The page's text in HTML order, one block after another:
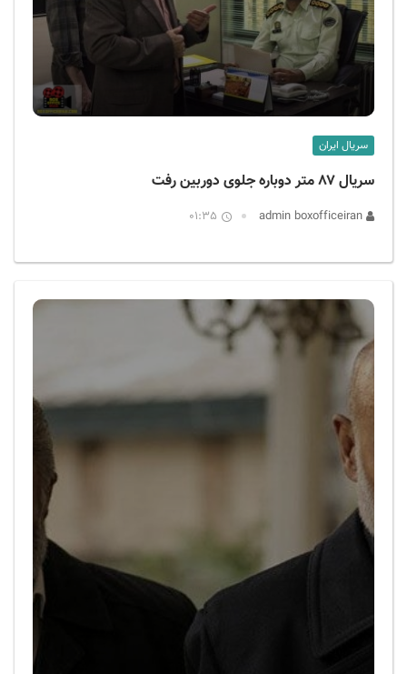
سریال ایران
سریال ۸۷ متر دوباره جلوی دوربین رفت
01:35